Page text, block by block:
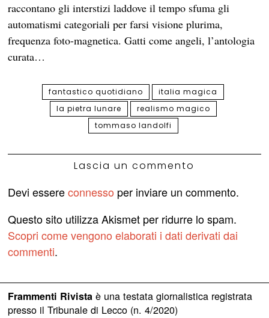
raccontano gli interstizi laddove il tempo sfuma gli
automatismi categoriali per farsi visione plurima,
frequenza foto-magnetica. Gatti come angeli, l’antologia
curata…
fantastico quotidiano
italia magica
la pietra lunare
realismo magico
tommaso landolfi
Lascia un commento
Devi essereconnesso per inviare un commento.
Questo sito utilizza Akismet per ridurre lo spam.
Scopri come vengono elaborati i dati derivati dai
commenti.
Frammenti Rivistaè una testata giornalistica registrata
presso il Tribunale di Lecco (n. 4/2020)